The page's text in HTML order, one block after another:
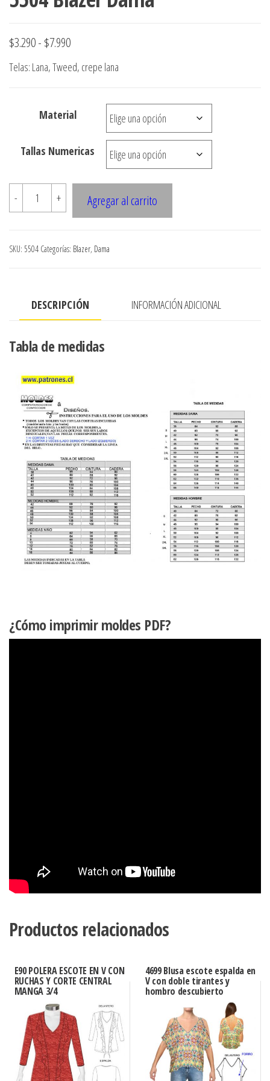
$3.290- $7.990Rango
de
$3.290
Telas: Lana, Tweed, crepe lana
Material
Tallas Numericas
-
5504
Blazer
cantidad
+ Agregar al carrito
SKU: 5504 Categorías: Blazer, Dama
DESCRIPCIÓN INFORMACIÓN ADICIONAL
Tabla de medidas
¿Cómo imprimir moldes PDF?
Productos relacionados
E90 POLERA ESCOTE EN V CON
RUCHAS Y CORTE CENTRAL
MANGA 3/4
4699 Blusa escote espalda en
V con doble tirantes y
hombro descubierto